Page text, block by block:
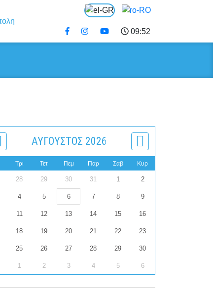
09:52
ΑΎΓΟΥΣΤΟΣ 2026
Τρι Τετ Πεμ Παρ Σαβ Κυρ
28 29 30 31 1 2
4 5 6 7 8 9
11 12 13 14 15 16
18 19 20 21 22 23
25 26 27 28 29 30
1 2 3 4 5 6